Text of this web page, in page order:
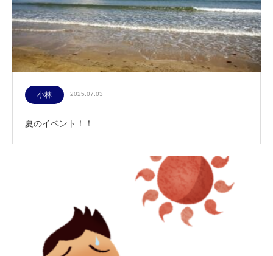
小林 2025.07.03
夏のイベント！！